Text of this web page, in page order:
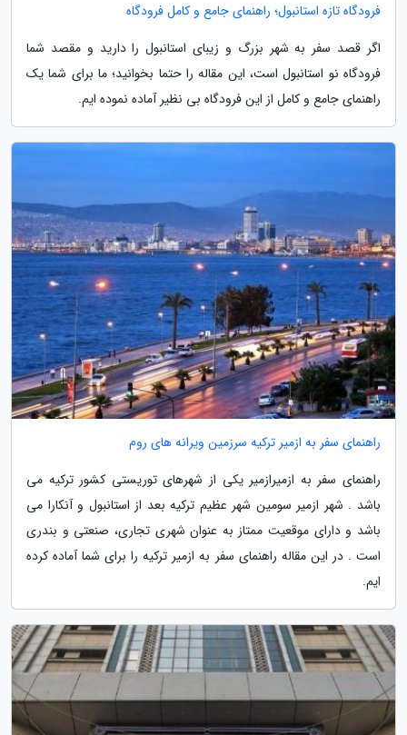
فرودگاه تازه استانبول؛ راهنمای جامع و کامل فرودگاه
اگر قصد سفر به شهر بزرگ و زیبای استانبول را دارید و مقصد شما
فرودگاه نو استانبول است، این مقاله را حتما بخوانید؛ ما برای شما یک
راهنمای جامع و کامل از این فرودگاه بی نظیر آماده نموده ایم.
راهنمای سفر به ازمیر ترکیه سرزمین ویرانه های روم
راهنمای سفر به ازمیرازمیر یکی از شهرهای توریستی کشور ترکیه می
باشد . شهر ازمیر سومین شهر عظیم ترکیه بعد از استانبول و آنکارا می
باشد و دارای موقعیت ممتاز به عنوان شهری تجاری، صنعتی و بندری
است . در این مقاله راهنمای سفر به ازمیر ترکیه را برای شما آماده کرده
ایم.